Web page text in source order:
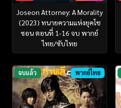
Joseon Attorney: A Morality
(2023) ทนายความแห่งยุคโช
ซอน ตอนที่ 1-16 จบ พากย์
ไทย/ซับไทย
จบแล้ว พากย์ไทย